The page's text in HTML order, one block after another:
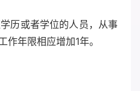
历或者学位的人员，从事
年限相应增加1年。